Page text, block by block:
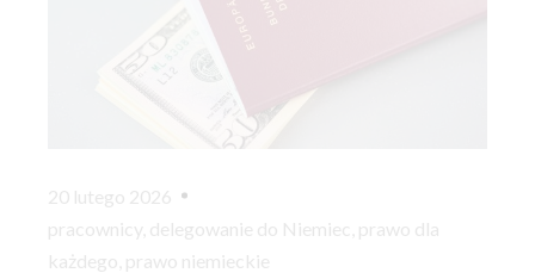
20 lutego 2026
pracownicy delegowanie do Niemiec
prawo dla
każdego prawo niemieckie